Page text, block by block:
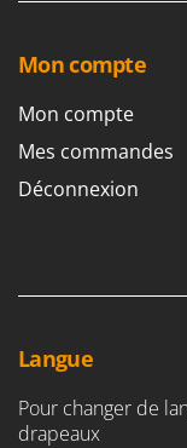
Mon compte
Mon compte
Mes commandes
Déconnexion
Langue
Pour changer de
drapeaux